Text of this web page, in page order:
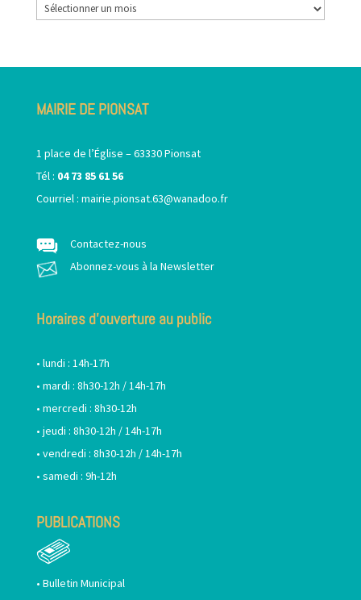
Archives
MAIRIE DE PIONSAT
1 place de l’Église – 63330 Pionsat
Tél : 04 73 85 61 56
Courriel : mairie.pionsat.63@wanadoo.fr
Contactez-nous
Abonnez-vous à la Newsletter
Horaires d’ouverture au public
• lundi : 14h-17h
• mardi : 8h30-12h / 14h-17h
• mercredi : 8h30-12h
• jeudi : 8h30-12h / 14h-17h
• vendredi : 8h30-12h / 14h-17h
• samedi : 9h-12h
PUBLICATIONS
• Bulletin Municipal